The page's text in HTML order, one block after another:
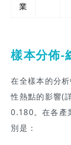
業
樣本分佈-
在全樣本的分
性熱點的影響(
0.180。在各產
別是：